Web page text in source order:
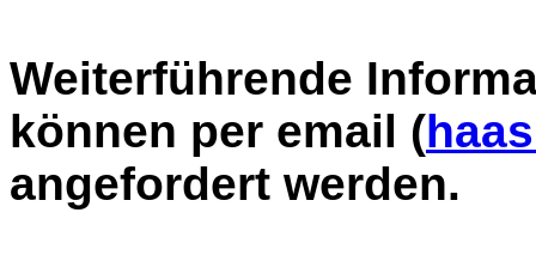
Weiterführende
können per email (
angefordert werden.